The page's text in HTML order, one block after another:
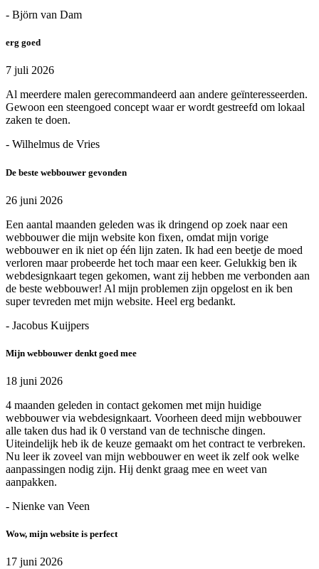
- Björn van Dam
erg goed
7 juli 2026
Al meerdere malen gerecommandeerd aan andere geïnteresseerden.
Gewoon een steengoed concept waar er wordt gestreefd om lokaal
zaken te doen.
- Wilhelmus de Vries
De beste webbouwer gevonden
26 juni 2026
Een aantal maanden geleden was ik dringend op zoek naar een
webbouwer die mijn website kon fixen, omdat mijn vorige
webbouwer en ik niet op één lijn zaten. Ik had een beetje de moed
verloren maar probeerde het toch maar een keer. Gelukkig ben ik
webdesignkaart tegen gekomen, want zij hebben me verbonden aan
de beste webbouwer! Al mijn problemen zijn opgelost en ik ben
super tevreden met mijn website. Heel erg bedankt.
- Jacobus Kuijpers
Mijn webbouwer denkt goed mee
18 juni 2026
4 maanden geleden in contact gekomen met mijn huidige
webbouwer via webdesignkaart. Voorheen deed mijn webbouwer
alle taken dus had ik 0 verstand van de technische dingen.
Uiteindelijk heb ik de keuze gemaakt om het contract te verbreken.
Nu leer ik zoveel van mijn webbouwer en weet ik zelf ook welke
aanpassingen nodig zijn. Hij denkt graag mee en weet van
aanpakken.
- Nienke van Veen
Wow, mijn website is perfect
17 juni 2026